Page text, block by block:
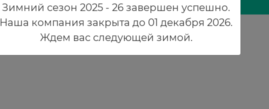
Зимний сезон 2025 - 26 завершен успешно.
Наша компания закрыта до 01 декабря 2026.
Ждем вас следующей зимой.